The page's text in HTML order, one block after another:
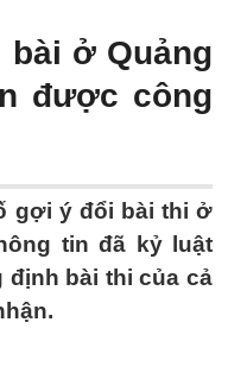
ở Quảng
được công
gợi ý đổi bài thi ở
tin đã kỷ luật
định bài thi của cả